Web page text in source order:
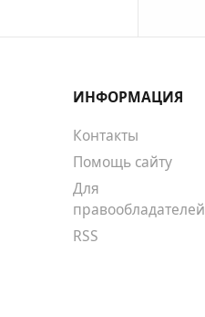
ИНФОРМАЦИЯ
Контакты
Помощь сайту
Для
правообладателей
RSS